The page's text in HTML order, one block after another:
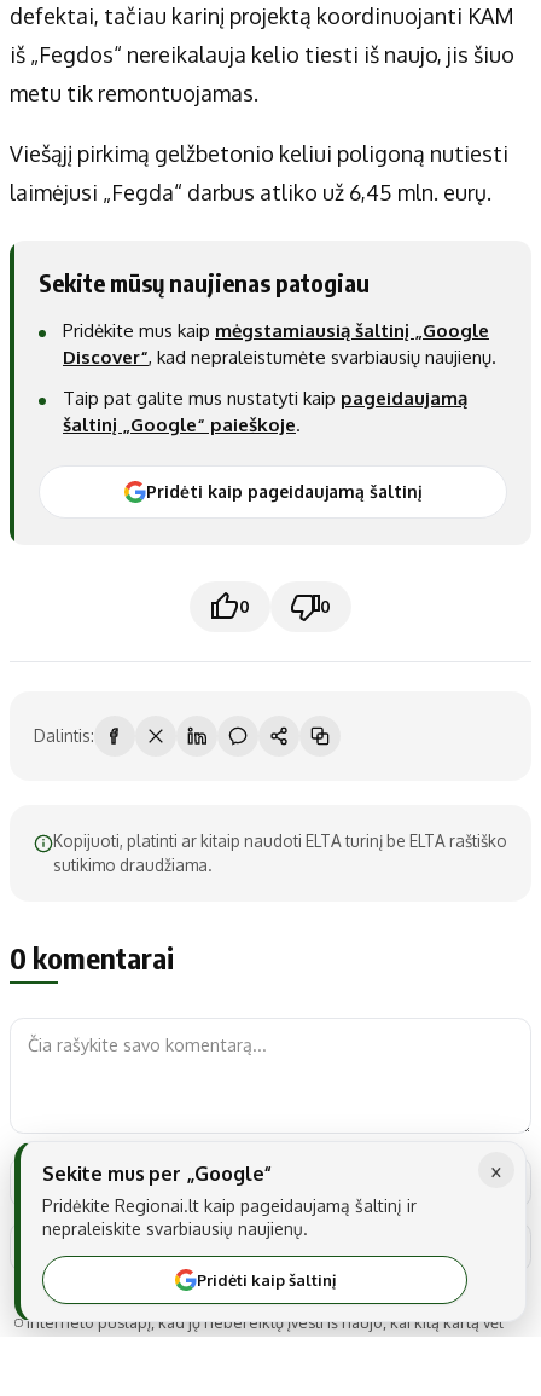
defektai, tačiau karinį projektą koordinuojanti KAM
iš „Fegdos“ nereikalauja kelio tiesti iš naujo, jis šiuo
metu tik remontuojamas.
Viešąjį pirkimą gelžbetonio keliui poligoną nutiesti
laimėjusi „Fegda“ darbus atliko už 6,45 mln. eurų.
Sekite mūsų naujienas patogiau
Pridėkite mus kaip mėgstamiausią šaltinį „Google
Discover“, kad nepraleistumėte svarbiausių naujienų.
Taip pat galite mus nustatyti kaip pageidaujamą
šaltinį „Google“ paieškoje.
Pridėti kaip pageidaujamą šaltinį
0 0
Dalintis:
Kopijuoti, platinti ar kitaip naudoti ELTA turinį be ELTA raštiško
sutikimo draudžiama.
0 komentarai
Noriu savo interneto naršyklėje išsaugoti vardą, el. pašto adresą ir
interneto puslapį, kad jų nebereiktų įvesti iš naujo, kai kitą kartą vėl
×
Sekite mus per „Google“
Pridėkite Regionai.lt kaip pageidaujamą šaltinį ir
nepraleiskite svarbiausių naujienų.
Pridėti kaip šaltinį